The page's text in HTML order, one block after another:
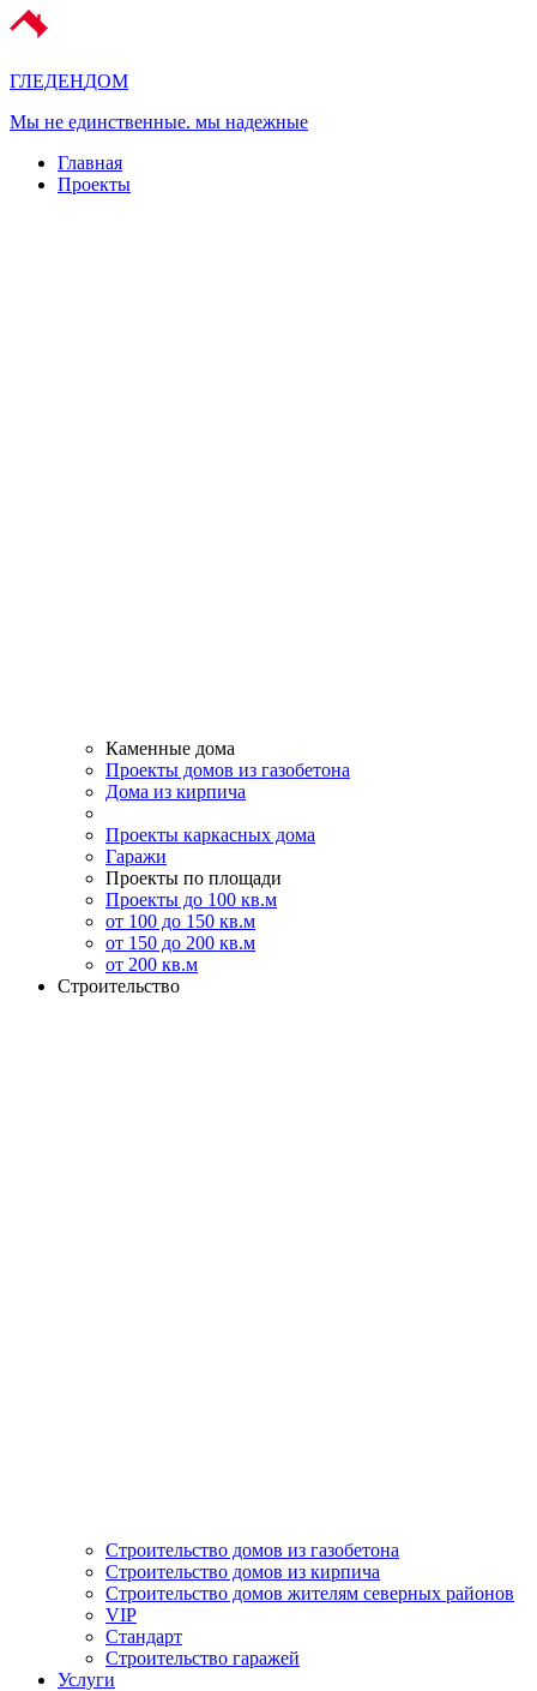
ГЛЕДЕНДОМ
Мы не единственные. мы надежные
Главная
Проекты
Каменные дома
Проекты домов из газобетона
Дома из кирпича
Проекты каркасных дома
Гаражи
Проекты по площади
Проекты до 100 кв.м
от 100 до 150 кв.м
от 150 до 200 кв.м
от 200 кв.м
Строительство
Строительство домов из газобетона
Строительство домов из кирпича
Строительство домов жителям северных районов
VIP
Стандарт
Строительство гаражей
Услуги